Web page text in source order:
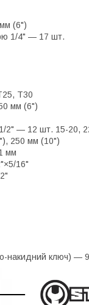
(6")
1/4" — 17 шт.
T30
мм (6")
1/2" — 12 шт. 15-20,
250 мм (10")
мм
16"
накидний ключ) —